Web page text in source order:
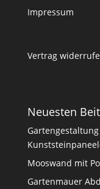
Impressum
Vertrag
Neuesten
Mooswand mit
Gartenmauer